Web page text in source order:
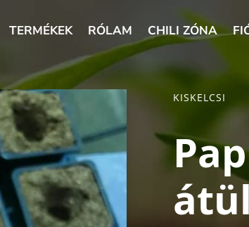
TERMÉKEK RÓLAM CHILI ZÓNA
KISKELCSI